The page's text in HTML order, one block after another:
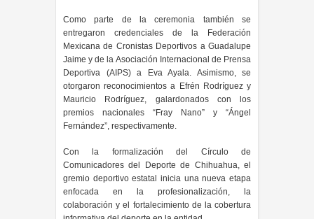
Como parte de la ceremonia también se
entregaron credenciales de la Federación
Mexicana de Cronistas Deportivos a Guadalupe
Jaime y de la Asociación Internacional de Prensa
Deportiva (AIPS) a Eva Ayala. Asimismo, se
otorgaron reconocimientos a Efrén Rodríguez y
Mauricio Rodríguez, galardonados con los
premios nacionales “Fray Nano” y “Ángel
Fernández”, respectivamente.
Con la formalización del Círculo de
Comunicadores del Deporte de Chihuahua, el
gremio deportivo estatal inicia una nueva etapa
enfocada en la profesionalización, la
colaboración y el fortalecimiento de la cobertura